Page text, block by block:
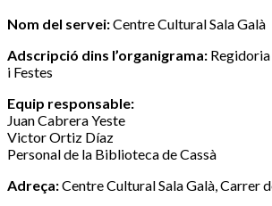
Nom del servei:Centre Cultural Sala Galà
Adscripció dins l’organigrama:
i Festes
Equip responsable:
Juan Cabrera Yeste
Victor Ortiz Díaz
Personal de la Biblioteca de Cassà
Adreça:Centre Cultural Sala Galà, Carrer